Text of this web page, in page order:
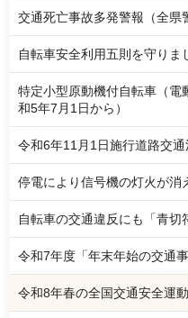
交通死亡事故多発警報（全県
自転車安全利用五則を守りま
特定小型原動機付自転車（電
和5年7月1日から）
令和6年11月1日施行道路交
停電により信号機の灯火が消
自転車の交通違反にも「青切
令和7年度「年末年始の交通事
令和8年春の全国交通安全運動